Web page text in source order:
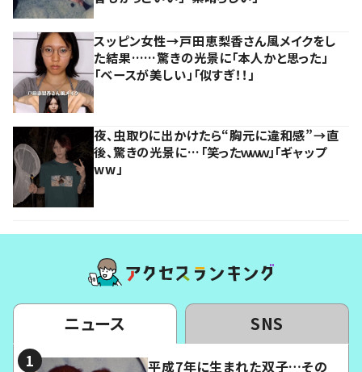
スッピン女性→戸田恵梨香さん風メイクをし
た結果……驚きの光景に「本人かと思った」
「ベースが美しい」「似すぎ！！」
夜、虫取りに出かけたら“胸元に違和感”→直
後、驚きの光景に…「笑ったｗｗｗ」「ギャップ
ww」
ニュース SNS
平成7年に生まれた双子…その